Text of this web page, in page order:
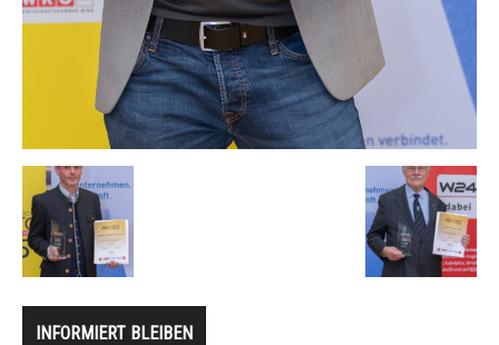
INFORMIERT BLEIBEN